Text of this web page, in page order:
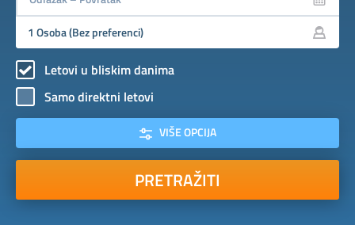
Letovi u bliskim danima
Samo direktni letovi
VIŠE OPCIJA
PRETRAŽITI